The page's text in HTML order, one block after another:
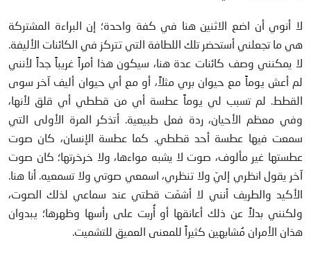
لا أنوي أن اضع الاثنين هنا في كفة واحدة؛ إن البراءة المشتركة
هي ما تجعلني أستحضر تلك اللطافة التي تتركز في الكائنات الأليفة.
لا يمكنني وصف كائنات عدة هنا، سيكون هذا أمراً غريباً جداً لأنني
لم أعش يوماً مع حيوان بري مثلاً، أو مع أي حيوان أليف آخر سوى
القطط. لم تسبب لي يوماً عطسة أي من قططي أي قلق لأنها،
وفي معظم الأحيان، ردة فعل طبيعية. أتذكر المرة الأولى التي
سمعت فيها عطسة أحد قططي. كما عطسة الإنسان، كان صوت
عطستها غير مألوف، صوت لا يشبه مواءها، ولا خرخرتها؛ كان صوت
آخر يقول انظري إليّ ولا تنظري، اسمعي صوتي ولا تسمعيه. أنا هنا.
الأكيد والطريف أنني لا أشمّت قطتي عند سماعي لذلك الصوت،
ولكنني بدلاً عن ذلك أعانقها أو أُربت على رأسها وظهرها؛ يبدوان
هذان الأمران مُشابهين كثيراً للمعنى العميق للتشميت.